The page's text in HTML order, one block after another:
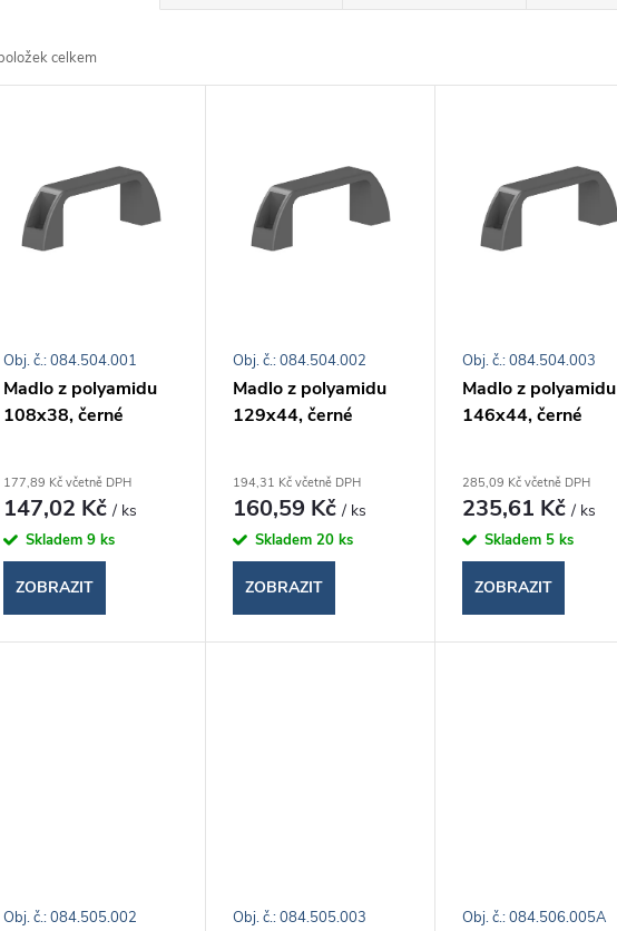
celkem
Madlo z polyamidu
108x38, černé
177,89 Kč včetně DPH
147,02 Kč/ ks
Skladem 9 ks
ZOBRAZIT
Obj. č.: 084.504.001
Madlo z polyamidu
129x44, černé
194,31 Kč včetně DPH
160,59 Kč/ ks
Skladem 20 ks
ZOBRAZIT
Obj. č.: 084.504.002
Madlo z polyamidu
146x44, černé
285,09 Kč včetně DPH
235,61 Kč/ ks
Skladem 5 ks
ZOBRAZIT
Obj. č.: 084.504.003
Obj. č.: 084.505.002 Obj. č.: 084.505.003 Obj. č.: 084.506.005A